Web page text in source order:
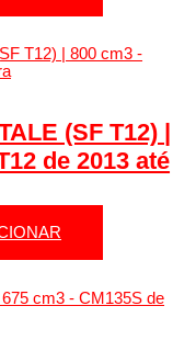
(SF T12) |
de 2013 até